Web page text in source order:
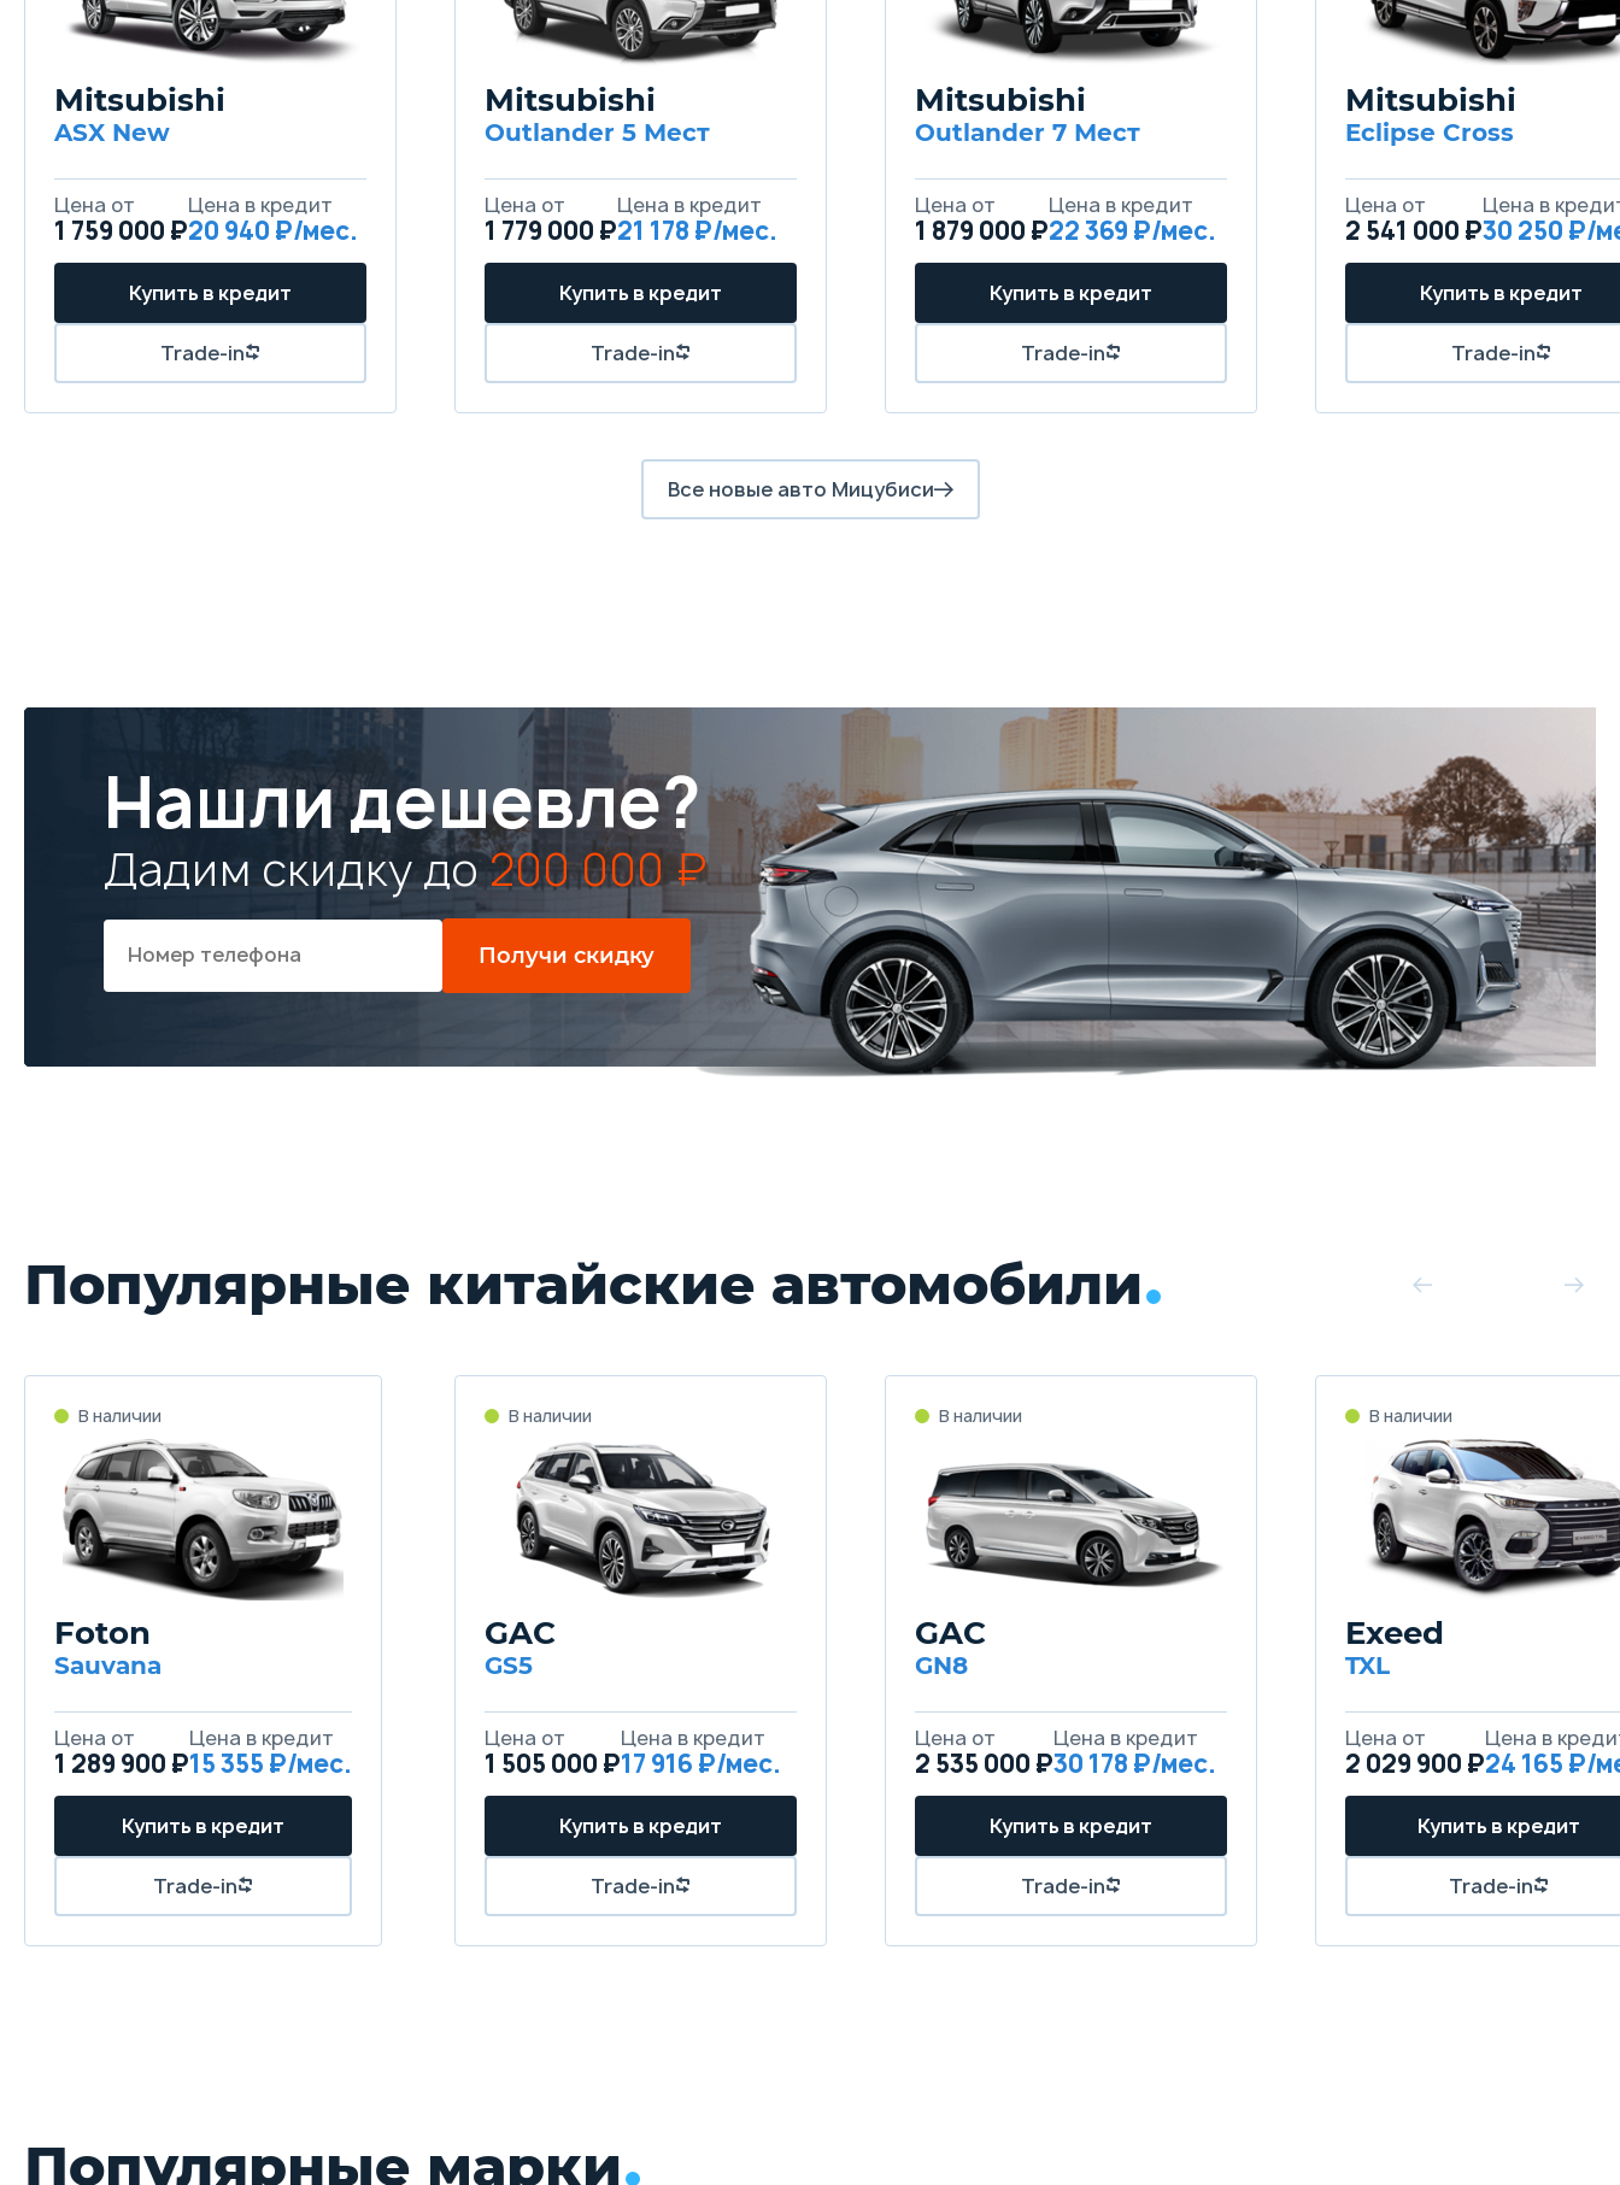
Mitsubishi
ASX New
1 759 000 ₽20 940
Mitsubishi
Outlander 5 Мест
1 779 000 ₽21 178
Mitsubishi
Outlander 7 Мест
1 879 000 ₽22 369
Mitsubishi
Eclipse Cross
2 541 000 ₽30 250
Все новые авто Мицубиси
Нашли дешевле?
Дадим скидку до200 000 ₽
Получи скидку
Популярные китайские автомобили
Foton
Sauvana
1 289 900 ₽15 355
GAC
GS5
1 505 000 ₽17 916
GAC
GN8
2 535 000 ₽30 178
Exeed
TXL
2 029 900 ₽24 165
Популярные марки